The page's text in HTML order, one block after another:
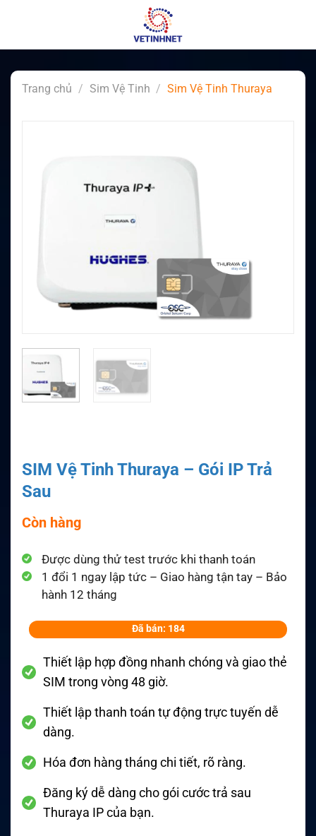
Trang chủ / Sim Vệ Tinh / Sim Vệ Tinh Thuraya
SIM Vệ Tinh Thuraya – Gói IP Trả
Sau
Còn hàng
Được dùng thử test trước khi thanh toán
1 đổi 1 ngay lập tức – Giao hàng tận tay – Bảo
hành 12 tháng
Đã bán: 184
Thiết lập hợp đồng nhanh chóng và giao thẻ
SIM trong vòng 48 giờ.
Thiết lập thanh toán tự động trực tuyến dễ
dàng.
Hóa đơn hàng tháng chi tiết, rõ ràng.
Đăng ký dễ dàng cho gói cước trả sau
Thuraya IP của bạn.